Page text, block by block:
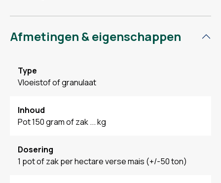
Afmetingen & eigenschappen
Type
Vloeistof of granulaat
Inhoud
Pot 150 gram of zak ... kg
Dosering
1 pot of zak per hectare verse mais (+/-50 ton)